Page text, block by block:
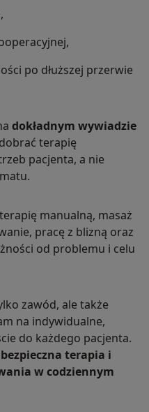
po dłuższej przerwie
dokładnym wywiadzie
terapię
pacjenta, a nie
manualną, masaż
pracę z blizną oraz
od problemu i celu
zawód, ale także
na indywidualne,
do każdego pacjenta.
terapia i
w codziennym